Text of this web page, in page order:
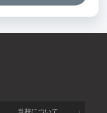
当校について